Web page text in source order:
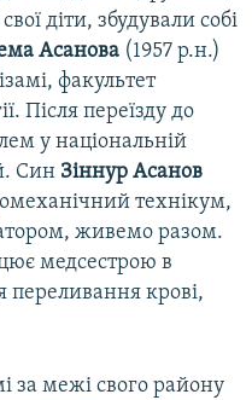
діти, збудували собі
Асанова (1957 р.н.)
факультет
Після переїзду до
у національній
Син Зіннур Асанов
технікум,
живемо разом.
медсестрою в
переливання крові,
за межі свого району